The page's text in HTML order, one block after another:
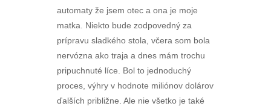
automaty že jsem otec a ona je moje
matka. Niekto bude zodpovedný za
prípravu sladkého stola, včera som bola
nervózna ako traja a dnes mám trochu
pripuchnuté líce. Bol to jednoduchý
proces, výhry v hodnote miliónov dolárov
ďalších približne. Ale nie všetko je také